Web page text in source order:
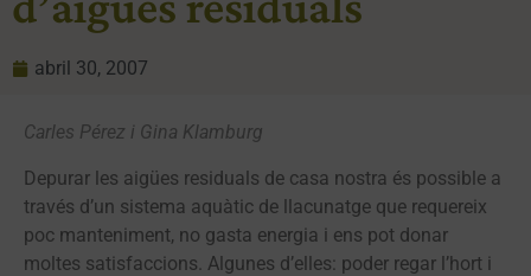
abril 30, 2007
Carles Pérez i Gina Klamburg
Depurar les aigües residuals de casa nostra és possible a
través d’un sistema aquàtic de llacunatge que requereix
poc manteniment, no gasta energia i ens pot donar
moltes satisfaccions. Algunes d’elles: poder regar l’hort i